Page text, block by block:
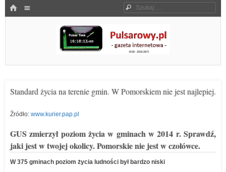
HOME Szukaj
Pulsarowy.pl
Standard życia na terenie gmin. W Pomorskiem nie jest najlepiej.
Źródło: www.kurier.pap.pl
GUS zmierzył poziom życia w gminach w 2014 r. Sprawdź,
jaki jest w twojej okolicy. Pomorskie nie jest w czołówce.
W 375 gminach poziom życia ludności był bardzo niski